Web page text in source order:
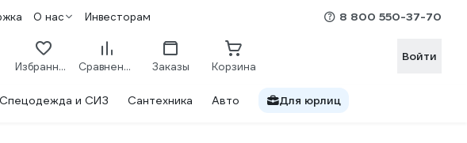
О нас Инвесторам 8 800 550-37-70
Избранное Сравнение Заказы Корзина
Войти
Спецодежда и СИЗ Сантехника Авто Для юрлиц